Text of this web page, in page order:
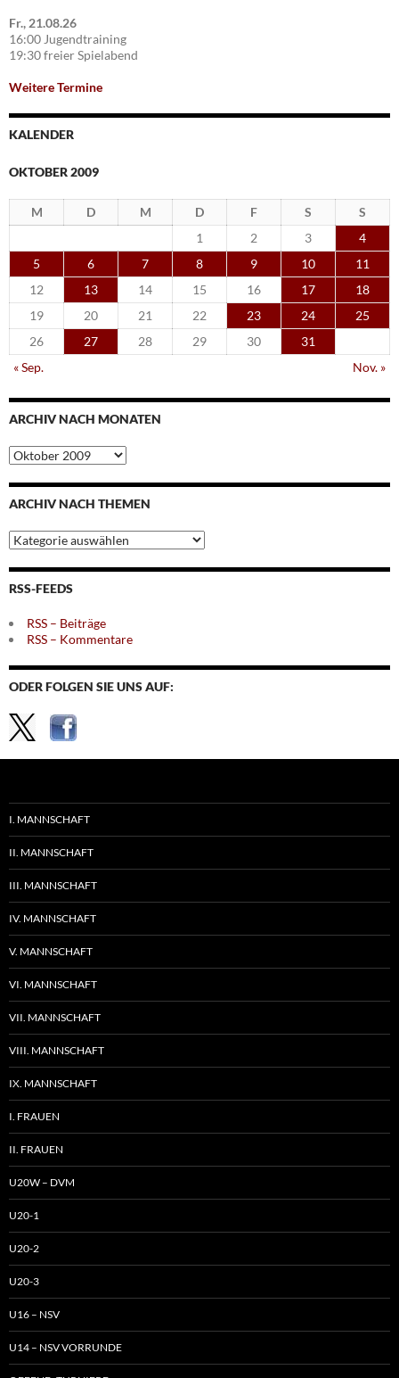
Fr., 21.08.26
16:00 Jugendtraining
19:30 freier Spielabend
Weitere Termine
KALENDER
OKTOBER 2009
M D M D F S
S
1
2 3
4
5
6 7 8 9 10
11
12
13 14 15 16 17
18
19
20 21 22 23 24
25
26
27 28 29 30
31
« Sep.
Nov. »
ARCHIV NACH MONATEN
Archiv
nach
Monaten
ARCHIV NACH THEMEN
Archiv
nach
Themen
RSS-FEEDS
RSS – Beiträge
RSS – Kommentare
ODER FOLGEN SIE UNS AUF:
I. MANNSCHAFT
II. MANNSCHAFT
III. MANNSCHAFT
IV. MANNSCHAFT
V. MANNSCHAFT
VI. MANNSCHAFT
VII. MANNSCHAFT
VIII. MANNSCHAFT
IX. MANNSCHAFT
I. FRAUEN
II. FRAUEN
U20W – DVM
U20-1
U20-2
U20-3
U16 – NSV
U14 – NSV VORRUNDE